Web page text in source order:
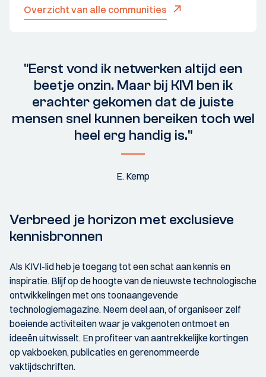
Overzicht van alle communities
"Eerst vond ik netwerken altijd een
beetje onzin. Maar bij KIVI ben ik
erachter gekomen dat de juiste
mensen snel kunnen bereiken toch wel
heel erg handig is."
E. Kemp
Verbreed je horizon met exclusieve
kennisbronnen
Als KIVI-lid heb je toegang tot een schat aan kennis en
inspiratie. Blijf op de hoogte van de nieuwste technologische
ontwikkelingen met ons toonaangevende
technologiemagazine. Neem deel aan, of organiseer zelf
boeiende activiteiten waar je vakgenoten ontmoet en
ideeën uitwisselt. En profiteer van aantrekkelijke kortingen
op vakboeken, publicaties en gerenommeerde
vaktijdschriften.